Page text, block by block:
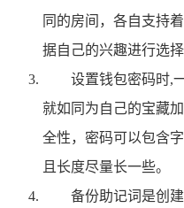
同的房间，各自支持
据自己的兴趣进行选择
设置钱包密码时,
就如同为自己的宝藏
全性，密码可以包含
且长度尽量长一些。
备份助记词是创